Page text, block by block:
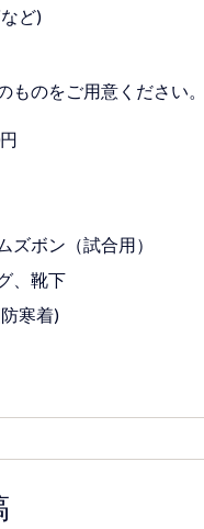
ど)
ものをご用意ください。
ズボン（試合用）
、靴下
寒着)